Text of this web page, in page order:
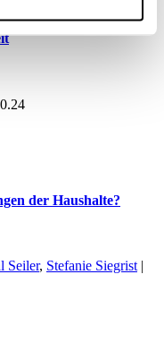
der Haushalte?
Seiler, Stefanie Siegrist |